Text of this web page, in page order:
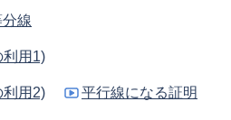
線
利用1)
利用2) 平行線になる証明